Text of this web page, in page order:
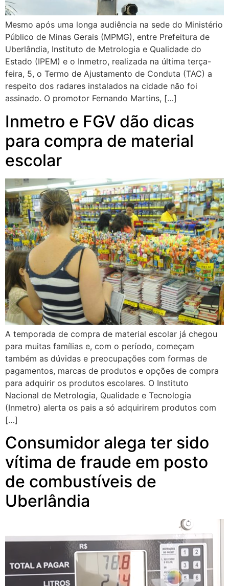
Mesmo após uma longa audiência na sede do Ministério
Público de Minas Gerais (MPMG), entre Prefeitura de
Uberlândia, Instituto de Metrologia e Qualidade do
Estado (IPEM) e o Inmetro, realizada na última terça-
feira, 5, o Termo de Ajustamento de Conduta (TAC) a
respeito dos radares instalados na cidade não foi
assinado. O promotor Fernando Martins, […]
Inmetro e FGV dão dicas
para compra de material
escolar
A temporada de compra de material escolar já chegou
para muitas famílias e, com o período, começam
também as dúvidas e preocupações com formas de
pagamentos, marcas de produtos e opções de compra
para adquirir os produtos escolares. O Instituto
Nacional de Metrologia, Qualidade e Tecnologia
(Inmetro) alerta os pais a só adquirirem produtos com
[…]
Consumidor alega ter sido
vítima de fraude em posto
de combustíveis de
Uberlândia